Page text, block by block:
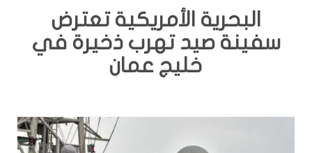
البحرية الأمريكية تعترض
سفينة صيد تهرب ذخيرة في
خليج عمان